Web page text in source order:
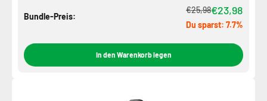
Bundle-Preis:
€25,98€23,98
Du sparst: 7.7%
In den Warenkorb legen